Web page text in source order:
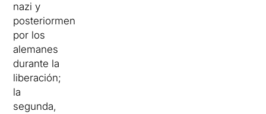
nazi y
posteriormente
por los
alemanes
durante la
liberación;
la
segunda,